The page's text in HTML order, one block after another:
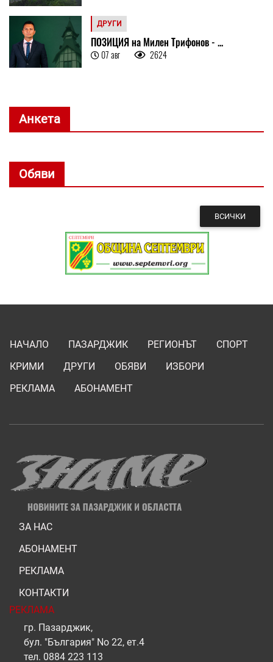
ДРУГИ
ПОЗИЦИЯ на Милен Трифонов - ...
07 авг 2624
Анкета
Обяви
ВСИЧКИ
НАЧАЛО ПАЗАРДЖИК РЕГИОНЪТ
СПОРТ
КРИМИ
ДРУГИ ОБЯВИ
ИЗБОРИ
РЕКЛАМА
АБОНАМЕНТ
ЗА НАС
АБОНАМЕНТ
РЕКЛАМА
КОНТАКТИ
РЕКЛАМА
гр. Пазарджик,
бул. "България" No 22, ет.4
тел. 0884 223 113